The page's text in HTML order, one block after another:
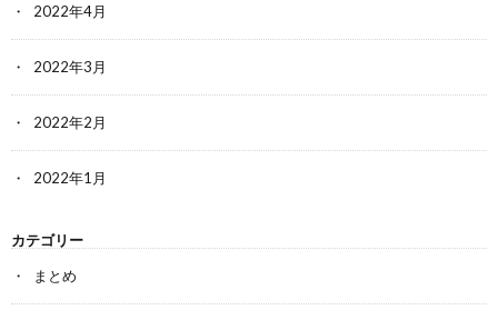
2022年4月
2022年3月
2022年2月
2022年1月
カテゴリー
まとめ